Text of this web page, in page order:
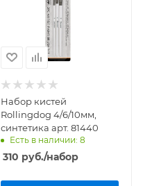
Набор кистей
Rollingdog 4/6/10мм,
синтетика арт. 81440
Есть в наличии: 8
310 руб./набор